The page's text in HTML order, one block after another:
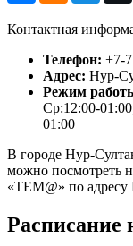
Контактная
Телефон: +7-
Адрес: Нур-
Режим
Ср:12:00-
01:00
В городе Нур-
можно посмотреть
«TEM@» по адресу
Расписание